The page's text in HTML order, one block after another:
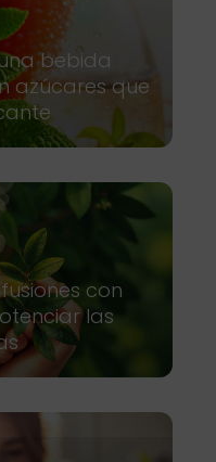
bebida
azúcares que
con
las